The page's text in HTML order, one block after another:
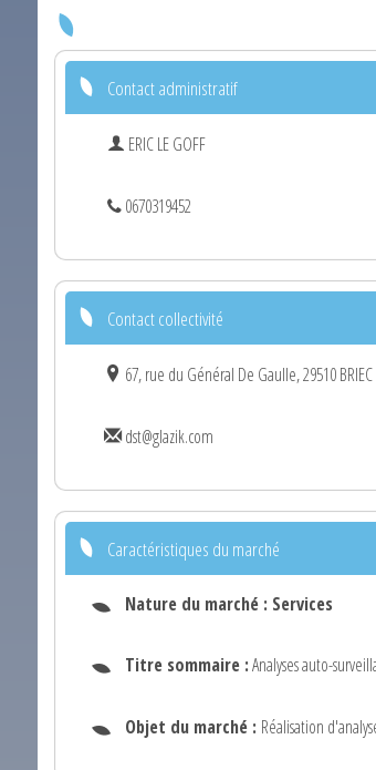
Contact administratif
ERIC LE GOFF
0670319452
Contact collectivité
67, rue du Général De Gaulle, 29510 BRIEC
dst@glazik.com
Caractéristiques du marché
Nature du marché : Services
Titre sommaire :Analyses auto-
Objet du marché : Réalisation